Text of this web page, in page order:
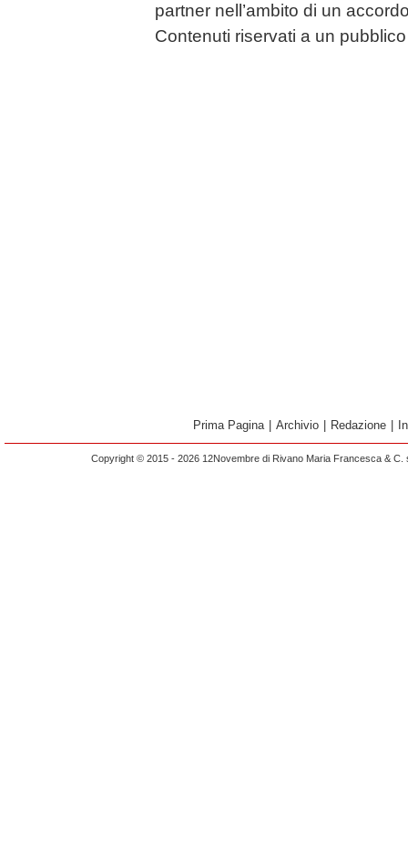
partner nell’ambito di un
Contenuti riservati a un
Prima Pagina Archivio Redazione
Copyright © 2015 - 2026 12Novembre di Rivano Maria Francesca &